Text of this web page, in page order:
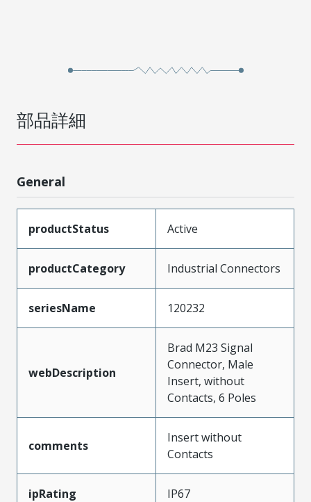
部品詳細
General
productStatus Active
productCategory Industrial Connectors
seriesName 120232
webDescription
Brad M23 Signal
Connector, Male
Insert, without
Contacts, 6 Poles
comments
Insert without
Contacts
ipRating IP67